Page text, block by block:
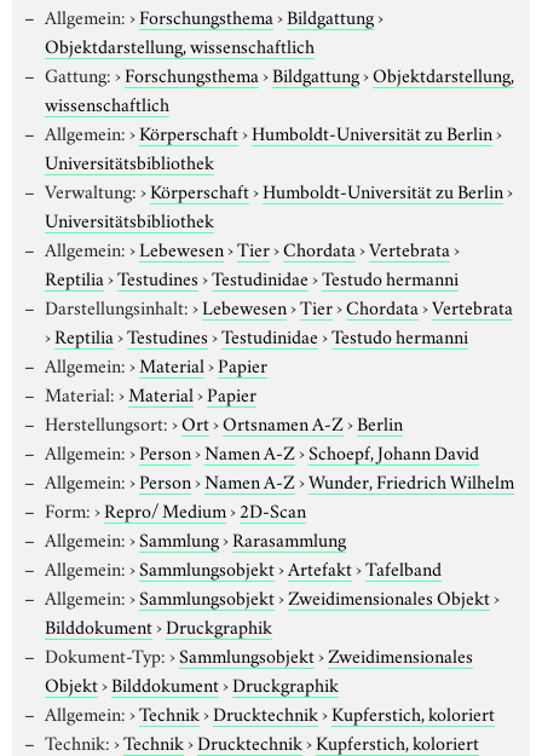
Allgemein:›Forschungsthema›Bildgattung›
Objektdarstellung, wissenschaftlich
Gattung:›Forschungsthema›Bildgattung›Objektdarstellung,
wissenschaftlich
Allgemein:›Körperschaft›Humboldt-Universität zu Berlin›
Universitätsbibliothek
Verwaltung:›Körperschaft›Humboldt-Universität zu Berlin›
Universitätsbibliothek
Allgemein:›Lebewesen›Tier›Chordata›Vertebrata›
Reptilia›Testudines›Testudinidae›Testudo hermanni
Darstellungsinhalt:›Lebewesen›Tier›Chordata›Vertebrata
›Reptilia›Testudines›Testudinidae›Testudo hermanni
Allgemein:›Material›Papier
Material:›Material›Papier
Herstellungsort:›Ort›Ortsnamen A-Z›Berlin
Allgemein:›Person›Namen A-Z›Schoepf, Johann David
Allgemein:›Person›Namen A-Z›Wunder, Friedrich Wilhelm
Form:›Repro/ Medium›2D-Scan
Allgemein:›Sammlung›Rarasammlung
Allgemein:›Sammlungsobjekt›Artefakt›Tafelband
Allgemein:›Sammlungsobjekt›Zweidimensionales Objekt›
Bilddokument›Druckgraphik
Dokument-Typ:›Sammlungsobjekt›Zweidimensionales
Objekt›Bilddokument›Druckgraphik
Allgemein:›Technik›Drucktechnik›Kupferstich, koloriert
Technik:›Technik›Drucktechnik›Kupferstich, koloriert